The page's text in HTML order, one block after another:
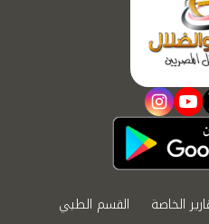
youtube
instagram
الخاصة
القسم الطبي